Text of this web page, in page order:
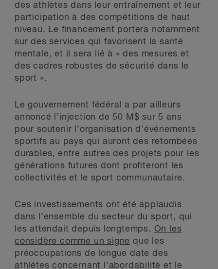
des athlètes dans leur entraînement et leur
participation à des compétitions de haut
niveau. Le financement portera notamment
sur des services qui favorisent la santé
mentale, et il sera lié à « des mesures et
des cadres robustes de sécurité dans le
sport ».
Le gouvernement fédéral a par ailleurs
annoncé l’injection de 50 M$ sur 5 ans
pour soutenir l’organisation d’événements
sportifs au pays qui auront des retombées
durables, entre autres des projets pour les
générations futures dont profiteront les
collectivités et le sport communautaire.
Ces investissements ont été applaudis
dans l’ensemble du secteur du sport, qui
les attendait depuis longtemps. On les
considère comme un signe que les
préoccupations de longue date des
athlètes concernant l’abordabilité et le